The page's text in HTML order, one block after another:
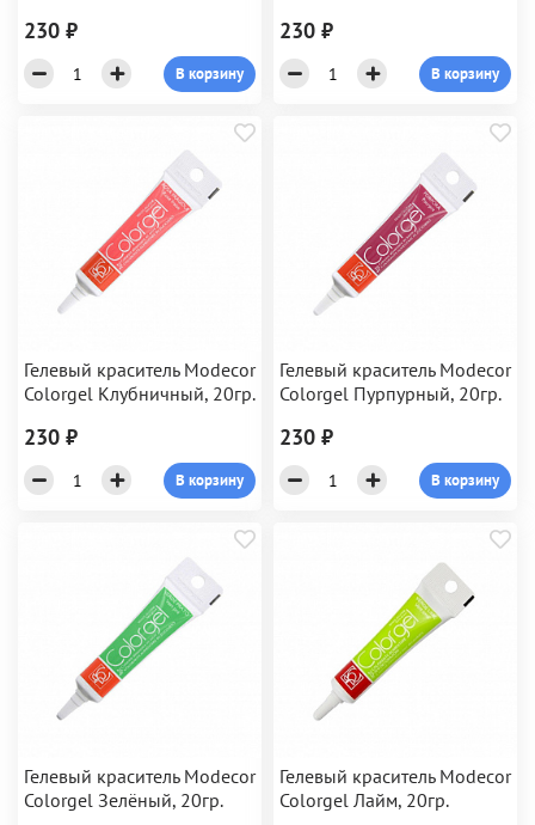
230 ₽
В корзину
230 ₽
В корзину
Гелевый краситель Modecor
Colorgel Клубничный, 20гр.
230 ₽
В корзину
Гелевый краситель Modecor
Colorgel Пурпурный, 20гр.
230 ₽
В корзину
Гелевый краситель Modecor
Colorgel Зелёный, 20гр.
Гелевый краситель Modecor
Colorgel Лайм, 20гр.